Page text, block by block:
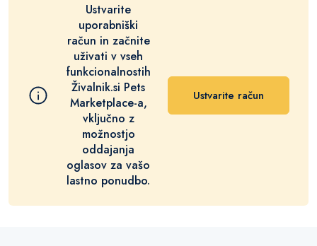
Ustvarite
uporabniški
račun in začnite
uživati v vseh
funkcionalnostih
Živalnik.si Pets
Marketplace-a,
vključno z
možnostjo
oddajanja
oglasov za vašo
lastno ponudbo.
Ustvarite račun